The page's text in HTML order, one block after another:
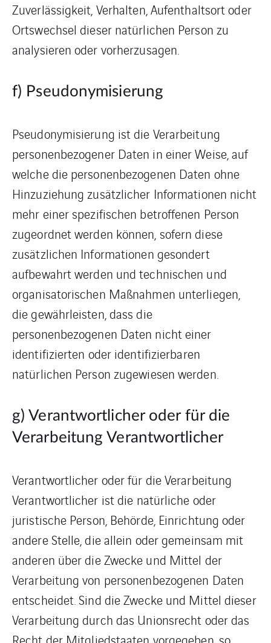
Zuverlässigkeit, Verhalten, Aufenthaltsort oder
Ortswechsel dieser natürlichen Person zu
analysieren oder vorherzusagen.
f) Pseudonymisierung
Pseudonymisierung ist die Verarbeitung
personenbezogener Daten in einer Weise, auf
welche die personenbezogenen Daten ohne
Hinzuziehung zusätzlicher Informationen nicht
mehr einer spezifischen betroffenen Person
zugeordnet werden können, sofern diese
zusätzlichen Informationen gesondert
aufbewahrt werden und technischen und
organisatorischen Maßnahmen unterliegen,
die gewährleisten, dass die
personenbezogenen Daten nicht einer
identifizierten oder identifizierbaren
natürlichen Person zugewiesen werden.
g) Verantwortlicher oder für die
Verarbeitung Verantwortlicher
Verantwortlicher oder für die Verarbeitung
Verantwortlicher ist die natürliche oder
juristische Person, Behörde, Einrichtung oder
andere Stelle, die allein oder gemeinsam mit
anderen über die Zwecke und Mittel der
Verarbeitung von personenbezogenen Daten
entscheidet. Sind die Zwecke und Mittel dieser
Verarbeitung durch das Unionsrecht oder das